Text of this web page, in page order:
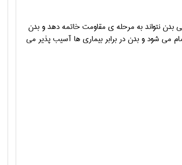
بدن نتواند به مرحله ی مقاومت خاتمه دهد و بدن
می شود و بدن در برابر بیماری ها آسیب پذیر می